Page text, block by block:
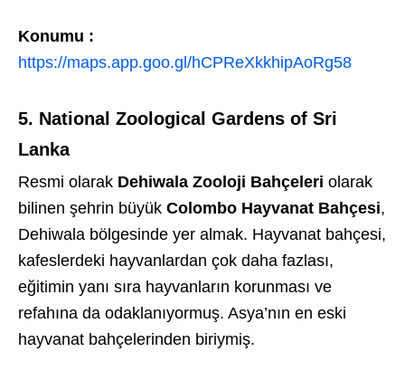
Konumu :
https://maps.app.goo.gl/hCPReXkkhipAoRg58
5. National Zoological Gardens of Sri
Lanka
Resmi olarak Dehiwala Zooloji Bahçeleri olarak
bilinen şehrin büyük Colombo Hayvanat Bahçesi,
Dehiwala bölgesinde yer almak. Hayvanat bahçesi,
kafeslerdeki hayvanlardan çok daha fazlası,
eğitimin yanı sıra hayvanların korunması ve
refahına da odaklanıyormuş. Asya’nın en eski
hayvanat bahçelerinden biriymiş.